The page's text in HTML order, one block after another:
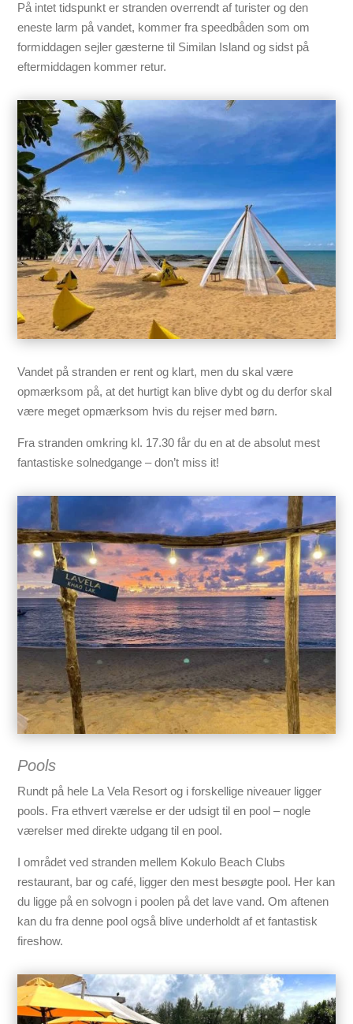
På intet tidspunkt er stranden overrendt af turister og den
eneste larm på vandet, kommer fra speedbåden som om
formiddagen sejler gæsterne til Similan Island og sidst på
eftermiddagen kommer retur.
Vandet på stranden er rent og klart, men du skal være
opmærksom på, at det hurtigt kan blive dybt og du derfor skal
være meget opmærksom hvis du rejser med børn.
Fra stranden omkring kl. 17.30 får du en at de absolut mest
fantastiske solnedgange – don’t miss it!
Pools
Rundt på hele La Vela Resort og i forskellige niveauer ligger
pools. Fra ethvert værelse er der udsigt til en pool – nogle
værelser med direkte udgang til en pool.
I området ved stranden mellem Kokulo Beach Clubs
restaurant, bar og café, ligger den mest besøgte pool. Her kan
du ligge på en solvogn i poolen på det lave vand. Om aftenen
kan du fra denne pool også blive underholdt af et fantastisk
fireshow.